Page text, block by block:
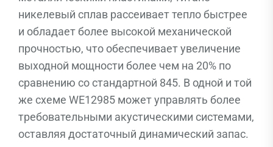
никелевый сплав рассеивает тепло быстрее
и обладает более высокой механической
прочностью, что обеспечивает увеличение
выходной мощности более чем на 20% по
сравнению со стандартной 845. В одной и той
же схеме WE12985 может управлять более
требовательными акустическими системами,
оставляя достаточный динамический запас.